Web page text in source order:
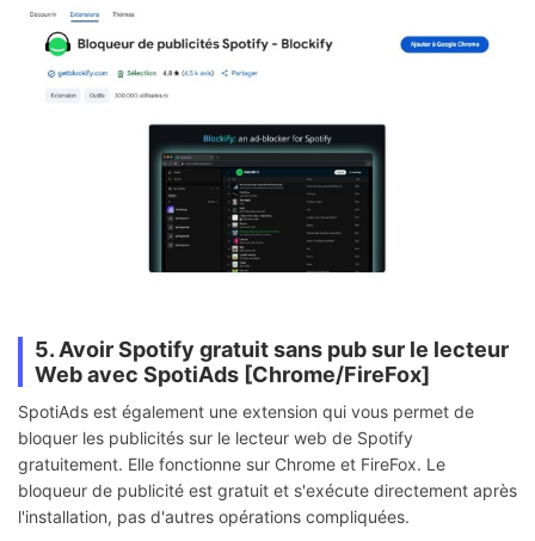
5. Avoir Spotify gratuit sans pub sur le lecteur
Web avec SpotiAds [Chrome/FireFox]
SpotiAds est également une extension qui vous permet de
bloquer les publicités sur le lecteur web de Spotify
gratuitement. Elle fonctionne sur Chrome et FireFox. Le
bloqueur de publicité est gratuit et s'exécute directement après
l'installation, pas d'autres opérations compliquées.